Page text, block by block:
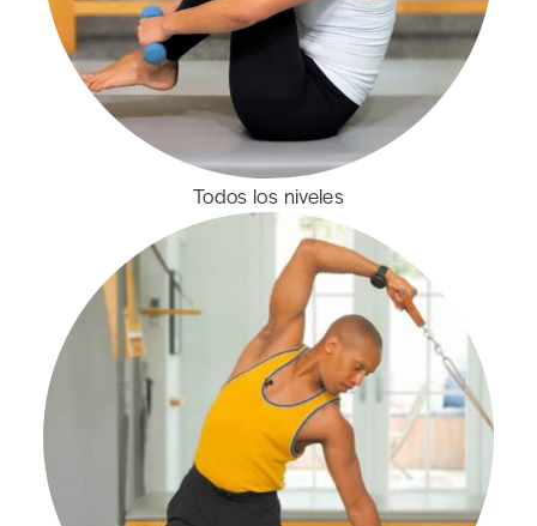
Todos los niveles